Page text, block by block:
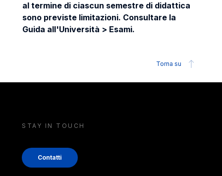
al termine di ciascun semestre di didattica
sono previste limitazioni. Consultare la
Guida all'Università > Esami.
Torna su
STAY IN TOUCH
Contatti